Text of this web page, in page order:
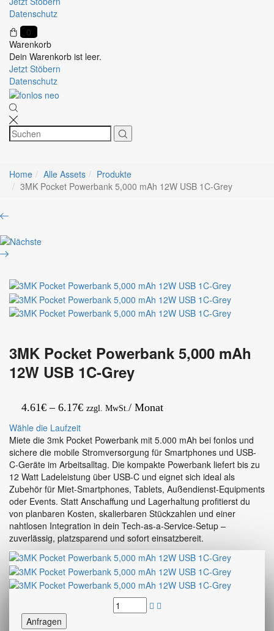
Datenschutz
0
Warenkorb
Dein Warenkorb ist leer.
Jetzt Stöbern
Datenschutz
Home Alle Assets
Produkte
3MK Pocket Powerbank 5,000 mAh 12W USB 1C-Grey
Product
Lenovo
16
G7
5
7535HS
16″
256GB
SSD
W11P
iiyama
TE5513A-
iiWare21E
EDLA
Google-
Android
8/128GB
3840×2160
UHD
IPS
3MK Pocket Powerbank 5,000 mAh
12W USB 1C-Grey
4.61€ – 6.17€Preisspanne:
bis
6.17€
zzgl. MwSt. / Monat
Wähle die Laufzeit
Miete die 3mk Pocket Powerbank mit 5.000 mAh bei fonlos und
sichere die mobile Stromversorgung für Smartphones und USB-
C-Geräte im Arbeitsalltag. Die kompakte Powerbank liefert bis zu
12 Watt Ladeleistung über USB-C und eignet sich ideal als
Zubehör für Miet-Smartphones, Tablets, Außendienst-Equipments
oder Events. Statt Anschaffung und Lagerhaltung profitierst du
von planbaren Kosten, skalierbaren Stückzahlen und einer
nahtlosen Integration in dein Tech-as-a-Service-Setup –
zuverlässig, platzsparend und sofort einsatzbereit.
Anfragen